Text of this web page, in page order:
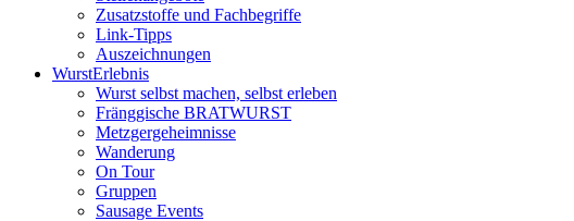
Zusatzstoffe und Fachbegriffe
Link-Tipps
Auszeichnungen
WurstErlebnis
Wurst selbst machen, selbst erleben
Fränggische BRATWURST
Metzgergeheimnisse
Wanderung
On Tour
Gruppen
Sausage Events